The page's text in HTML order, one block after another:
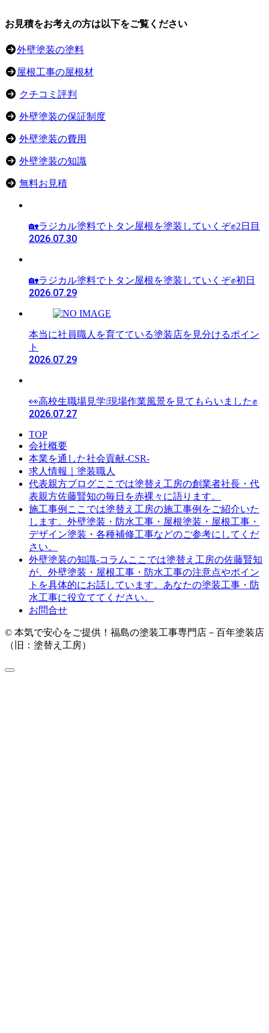
お見積をお考えの方は以下をご覧ください
外壁塗装の塗料
屋根工事の屋根材
クチコミ評判
外壁塗装の保証制度
外壁塗装の費用
外壁塗装の知識
無料お見積
🏡ラジカル塗料でトタン屋根を塗装していくぞ✊2日目
2026.07.30
🏡ラジカル塗料でトタン屋根を塗装していくぞ✊初日
2026.07.29
本当に社員職人を育てている塗装店を見分けるポイン
ト
2026.07.29
👀高校生職場見学❕現場作業風景を見てもらいました✊
2026.07.27
TOP
会社概要
本業を通した社会貢献-CSR-
求人情報｜塗装職人
代表親方ブログここでは塗替え工房の創業者社長・代
表親方佐藤賢知の毎日を赤裸々に語ります。
施工事例 ここでは塗替え工房の施工事例をご紹介いた
します。外壁塗装・防水工事・屋根塗装・屋根工事・
デザイン塗装・各種補修工事などのご参考にしてくだ
さい。
外壁塗装の知識-コラム ここでは塗替え工房の佐藤賢知
が、外壁塗装・屋根工事・防水工事の注意点やポイン
トを具体的にお話しています。あなたの塗装工事・防
水工事に役立ててください。
お問合せ
© 本気で安心をご提供！福島の塗装工事専門店－百年塗装店
（旧：塗替え工房）